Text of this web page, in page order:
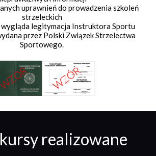
uprawnień do prowadzenia szkoleń
strzeleckich
wygląda legitymacja Instruktora Sportu
przez Polski Związek Strzelectwa
Sportowego.
realizowane